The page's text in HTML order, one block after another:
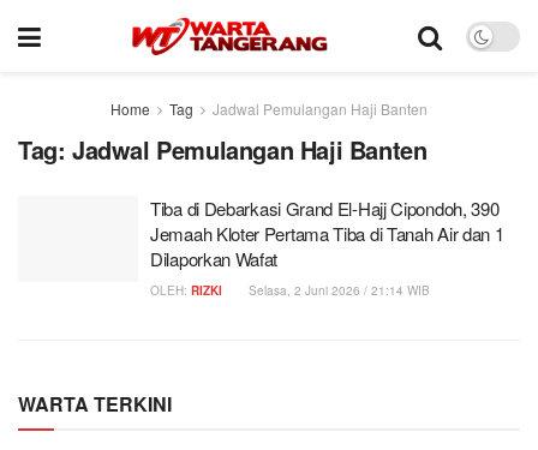
Home Tag Jadwal Pemulangan Haji Banten
Tag: Jadwal Pemulangan Haji Banten
Tiba di Debarkasi Grand El-Hajj Cipondoh, 390
Jemaah Kloter Pertama Tiba di Tanah Air dan 1
Dilaporkan Wafat
OLEH: RIZKI Selasa, 2 Juni 2026 / 21:14 WIB
WARTA TERKINI